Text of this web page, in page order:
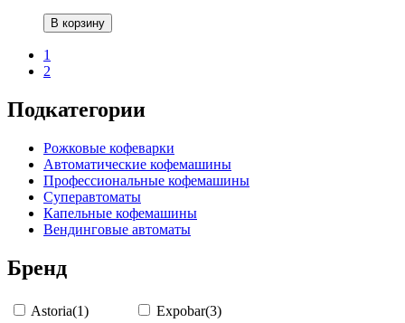
В корзину
1
2
Подкатегории
Рожковые кофеварки
Автоматические кофемашины
Профессиональные кофемашины
Суперавтоматы
Капельные кофемашины
Вендинговые автоматы
Бренд
Astoria(1) Expobar(3)